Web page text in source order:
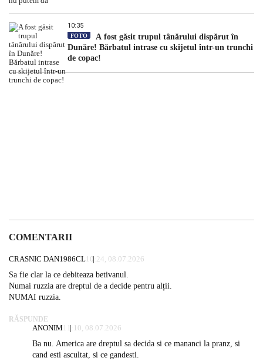
10:35
FOTO
A fost găsit trupul tânărului dispărut în
Dunăre! Bărbatul intrase cu skijetul într-un trunchi
de copac!
COMENTARII
CRASNIC DAN1986CL10:24, 08.07.2026
Sa fie clar la ce debiteaza betivanul.
Numai ruzzia are dreptul de a decide pentru alții.
NUMAI ruzzia.
RĂSPUNDE
ANONIM 11:10, 08.07.2026
Ba nu. America are dreptul sa decida si ce mananci la pranz, si
cand esti ascultat, si ce gandesti.